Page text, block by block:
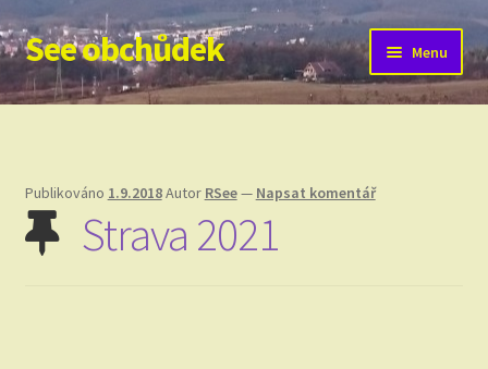
Přeskočit
na
navigaci
Přejít
k
obsahu
See obchůdek Menu
Úvodní stránka
Kontakt
Publikováno 1.9.2018Autor RSee— Napsat komentář
Strava 2021